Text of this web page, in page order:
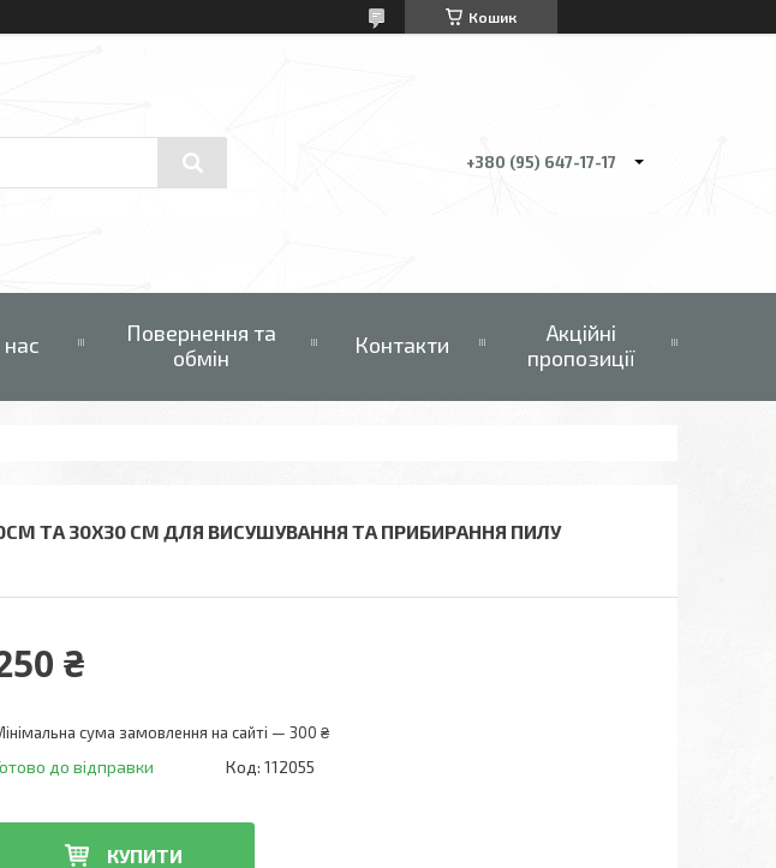
Кошик
+380 (95) 647-17-17
Повернення та
обмін
Контакти
Акційні
пропозиції
ТА 30Х30 СМ ДЛЯ ВИСУШУВАННЯ ТА ПРИБИРАННЯ ПИЛУ
₴
сума замовлення на сайті — 300 ₴
до відправки Код: 112055
КУПИТИ